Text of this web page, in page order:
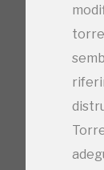
torre
ma